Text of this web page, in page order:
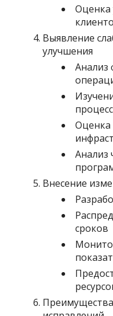
Оценка
Выявление
улучшения
Анализ
Оценка
Анализ
Внесение
сроков